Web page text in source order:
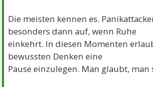
Die meisten kennen es.
besonders dann auf, wenn Ruhe
einkehrt. In diesen Momenten
bewussten Denken eine
Pause einzulegen. Man glaubt, man